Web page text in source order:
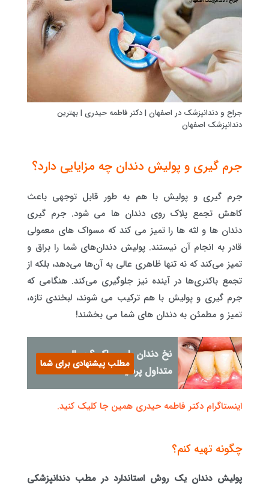
جراح و دندانپزشک در اصفهان | دکتر فاطمه حیدری | بهترین
دندانپزشک اصفهان
جرم گیری و پولیش دندان چه مزایایی دارد؟
جرم گیری و پولیش با هم به طور قابل توجهی باعث
کاهش تجمع پلاک روی دندان ها می شود. جرم گیری
دندان ها و لثه ها را تمیز می کند که مسواک های معمولی
قادر به انجام آن نیستند. پولیش دندان‌های شما را براق و
تمیز می‌کند که نه تنها ظاهری عالی به آن‌ها می‌دهد، بلکه از
تجمع باکتری‌ها در آینده نیز جلوگیری می‌کند. هنگامی که
جرم گیری و پولیش با هم ترکیب می شوند، لبخندی تازه،
تمیز و مطمئن به دندان های شما می بخشند!
نخ دندان یا مسواک ؟ سوال
متداول پرسیده شدهمطلب پیشنهادی برای شما
اینستاگرام دکتر فاطمه حیدری همین جا کلیک کنید.
چگونه تهیه کنم؟
پولیش دندان یک روش استاندارد در مطب دندانپزشکی